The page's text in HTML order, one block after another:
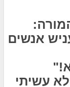
אנשים
עשיתי